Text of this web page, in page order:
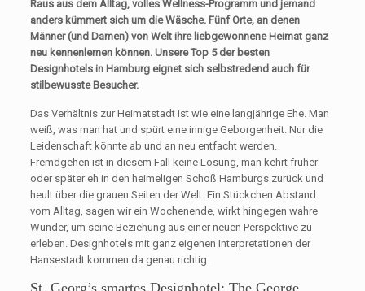
Raus aus dem Alltag, volles Wellness-Programm und jemand
anders kümmert sich um die Wäsche. Fünf Orte, an denen
Männer (und Damen) von Welt ihre liebgewonnene Heimat ganz
neu kennenlernen können. Unsere Top 5 der besten
Designhotels in Hamburg eignet sich selbstredend auch für
stilbewusste Besucher.
Das Verhältnis zur Heimatstadt ist wie eine langjährige Ehe. Man
weiß, was man hat und spürt eine innige Geborgenheit. Nur die
Leidenschaft könnte ab und an neu entfacht werden.
Fremdgehen ist in diesem Fall keine Lösung, man kehrt früher
oder später eh in den heimeligen Schoß Hamburgs zurück und
heult über die grauen Seiten der Welt. Ein Stückchen Abstand
vom Alltag, sagen wir ein Wochenende, wirkt hingegen wahre
Wunder, um seine Beziehung aus einer neuen Perspektive zu
erleben. Designhotels mit ganz eigenen Interpretationen der
Hansestadt kommen da genau richtig.
St. Georg’s smartes Designhotel: The George